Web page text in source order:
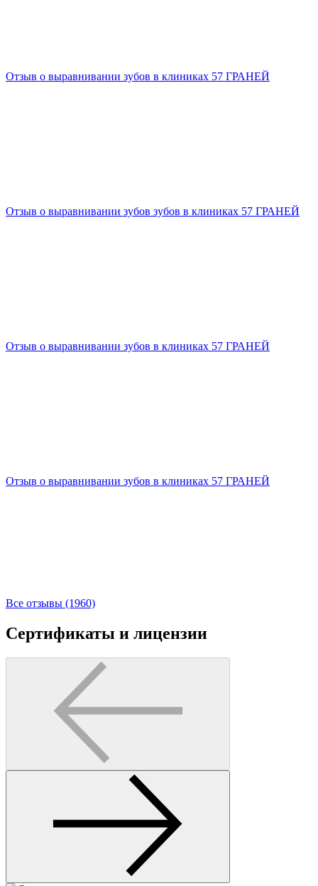
Отзыв о выравнивании зубов в клиниках 57 ГРАНЕЙ
Отзыв о выравнивании зубов зубов в клиниках 57 ГРАНЕЙ
Отзыв о выравнивании зубов в клиниках 57 ГРАНЕЙ
Отзыв о выравнивании зубов в клиниках 57 ГРАНЕЙ
Все отзывы (1960)
Сертификаты и лицензии